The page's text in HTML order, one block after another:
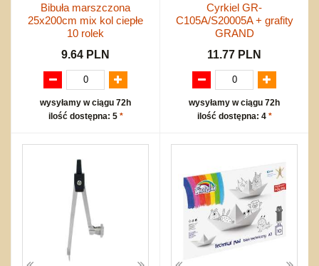
Bibuła marszczona
25x200cm mix kol ciepłe
10 rolek
9.64 PLN
wysyłamy w ciągu 72h
ilość dostępna: 5 *
Cyrkiel GR-
C105A/S20005A + grafity
GRAND
11.77 PLN
wysyłamy w ciągu 72h
ilość dostępna: 4 *